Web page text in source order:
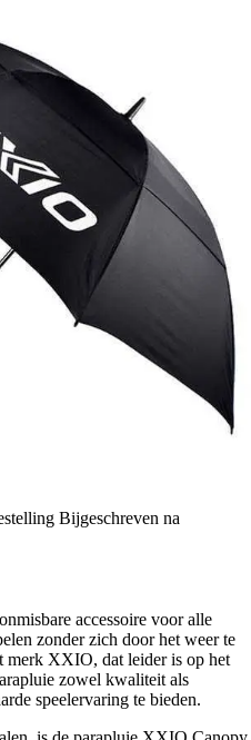
Bijgeschreven na
accessoire voor alle
zonder zich door het weer te
merk XXIO, dat leider is op het
zowel kwaliteit als
speelervaring te bieden.